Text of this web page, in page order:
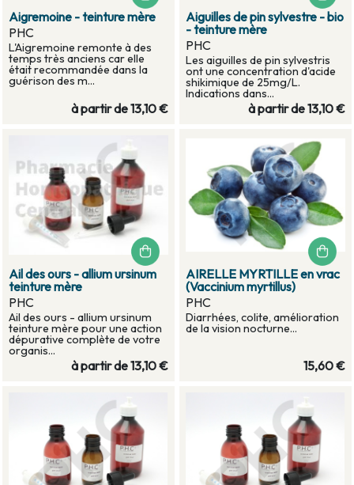
Aigremoine - teinture mère
PHC
L'Aigremoine remonte à des
temps très anciens car elle
était recommandée dans la
guérison des m...
à partir de13,10 €
Aiguilles de pin sylvestre - bio
- teinture mère
PHC
Les aiguilles de pin sylvestris
ont une concentration d'acide
shikimique de 25mg/L.
Indications dans...
à partir de13,10 €
Ail des ours - allium ursinum
teinture mère
PHC
Ail des ours - allium ursinum
teinture mère pour une action
dépurative complète de votre
organis...
à partir de13,10 €
AIRELLE MYRTILLE en vrac
(Vaccinium myrtillus)
PHC
Diarrhées, colite, amélioration
de la vision nocturne...
15,60 €